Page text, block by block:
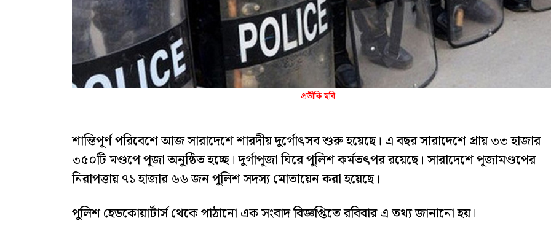
প্রতীকি ছবি
শান্তিপূর্ণ পরিবেশে আজ সারাদেশে শারদীয় দুর্গোৎসব শুরু হয়েছে। এ বছর সারাদেশে প্রায় ৩৩ হাজার
৩৫০টি মণ্ডপে পূজা অনুষ্ঠিত হচ্ছে। দুর্গাপূজা ঘিরে পুলিশ কর্মতৎপর রয়েছে। সারাদেশে পূজামণ্ডপের
নিরাপত্তায় ৭১ হাজার ৬৬ জন পুলিশ সদস্য মোতায়েন করা হয়েছে।
পুলিশ হেডকোয়ার্টার্স থেকে পাঠানো এক সংবাদ বিজ্ঞপ্তিতে রবিবার এ তথ্য জানানো হয়।